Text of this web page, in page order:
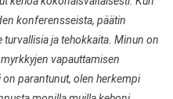
konferensseista, päätin
turvallisia ja tehokkaita. Minun on
vapauttamisen
parantunut, olen herkempi